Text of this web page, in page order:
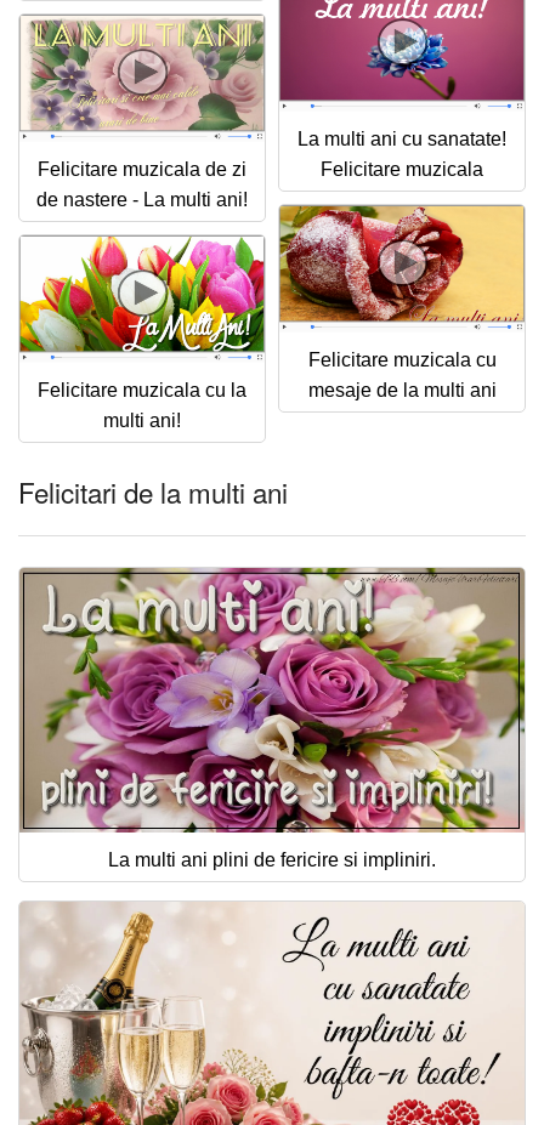
La multi ani cu sanatate!
Felicitare muzicala
Felicitare muzicala de zi
de nastere - La multi ani!
Felicitare muzicala cu
mesaje de la multi ani
Felicitare muzicala cu la
multi ani!
Felicitari de la multi ani
La multi ani plini de fericire si impliniri.